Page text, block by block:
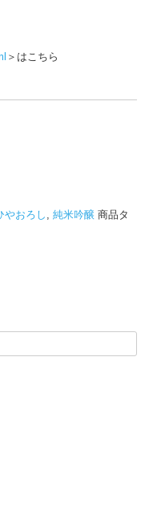
＞はこちら
やおろし , 純米吟醸 商品タ